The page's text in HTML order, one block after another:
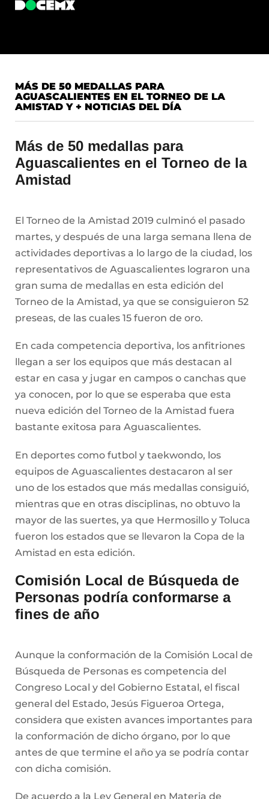
MÁS DE 50 MEDALLAS PARA
AGUASCALIENTES EN EL TORNEO DE LA
AMISTAD Y + NOTICIAS DEL DÍA
Más de 50 medallas para
Aguascalientes en el Torneo de la
Amistad
El Torneo de la Amistad 2019 culminó el pasado
martes, y después de una larga semana llena de
actividades deportivas a lo largo de la ciudad, los
representativos de Aguascalientes lograron una
gran suma de medallas en esta edición del
Torneo de la Amistad, ya que se consiguieron 52
preseas, de las cuales 15 fueron de oro.
En cada competencia deportiva, los anfitriones
llegan a ser los equipos que más destacan al
estar en casa y jugar en campos o canchas que
ya conocen, por lo que se esperaba que esta
nueva edición del Torneo de la Amistad fuera
bastante exitosa para Aguascalientes.
En deportes como futbol y taekwondo, los
equipos de Aguascalientes destacaron al ser
uno de los estados que más medallas consiguió,
mientras que en otras disciplinas, no obtuvo la
mayor de las suertes, ya que Hermosillo y Toluca
fueron los estados que se llevaron la Copa de la
Amistad en esta edición.
Comisión Local de Búsqueda de
Personas podría conformarse a
fines de año
Aunque la conformación de la Comisión Local de
Búsqueda de Personas es competencia del
Congreso Local y del Gobierno Estatal, el fiscal
general del Estado, Jesús Figueroa Ortega,
considera que existen avances importantes para
la conformación de dicho órgano, por lo que
antes de que termine el año ya se podría contar
con dicha comisión.
De acuerdo a la Ley General en Materia de